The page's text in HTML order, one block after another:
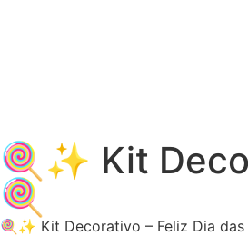
🍭✨ Kit
🍭
🍭✨ Kit Decorativo – Feliz Dia